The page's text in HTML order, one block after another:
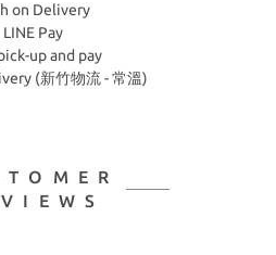
on Delivery
LINE Pay
up and pay
(新竹物流 - 常溫)